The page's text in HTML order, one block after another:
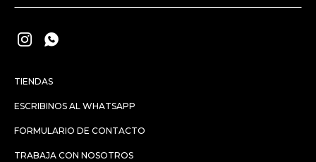
TIENDAS
ESCRIBINOS AL WHATSAPP
FORMULARIO DE CONTACTO
TRABAJA CON NOSOTROS
 